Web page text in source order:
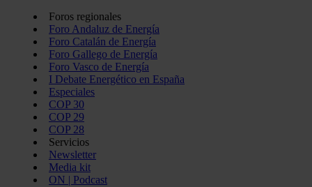
Foros regionales
Foro Andaluz de Energía
Foro Catalán de Energía
Foro Gallego de Energía
Foro Vasco de Energía
I Debate Energético en España
Especiales
COP 30
COP 29
COP 28
Servicios
Newsletter
Media kit
ON | Podcast